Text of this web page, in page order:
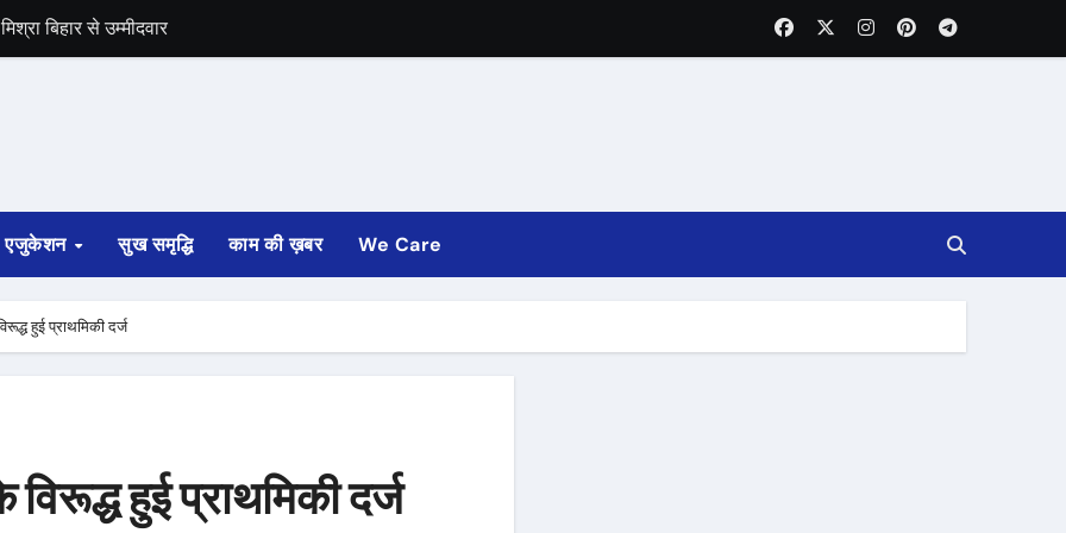
बंद को समर्थन
एजुकेशन सुख समृद्धि काम की ख़बर We Care
हुई प्राथमिकी दर्ज
हुई प्राथमिकी दर्ज